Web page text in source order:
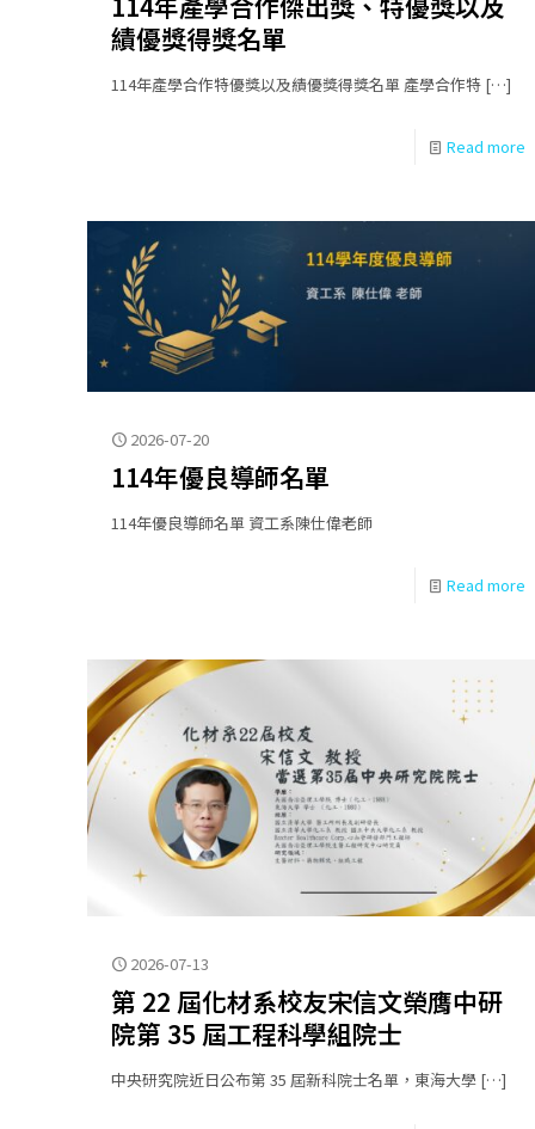
績優獎得獎名單
114年產學合作特優獎以及績優獎得獎名單 產學合作特 […]
Read more
2026-07-20
114年優良導師名單
114年優良導師名單 資工系陳仕偉老師
Read more
2026-07-13
第 22 屆化材系校友宋信文榮膺中研
院第 35 屆工程科學組院士
中央研究院近日公布第 35 屆新科院士名單，東海大學 […]